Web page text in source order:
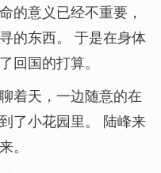
的意义已经不重要，
的东西。 于是在身体
回国的打算。
着天，一边随意的在
了小花园里。 陆峰来
。